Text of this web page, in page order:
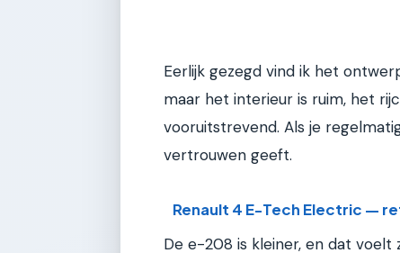
Eerlijk gezegd vind ik het
maar het interieur is ruim, het
vooruitstrevend. Als je
vertrouwen geeft.
Renault 4 E-Tech Electric —
De e-208 is kleiner, en dat voelt